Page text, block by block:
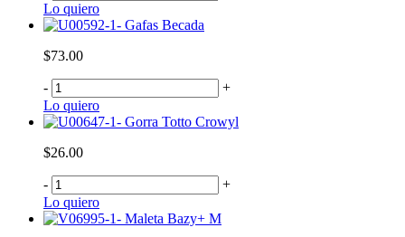
Lo quiero
Gafas Becada
$73.00
-
+
Lo quiero
Gorra Totto Crowyl
$26.00
-
+
Lo quiero
Maleta Bazy+ M